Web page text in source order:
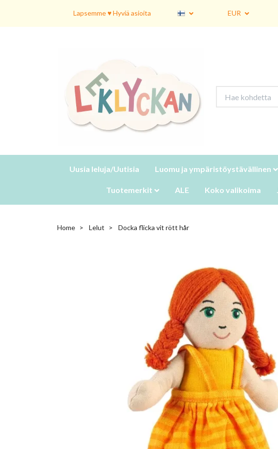
Lapsemme ♥ Hyviä asioita EUR
Uusia leluja/Uutisia Luomu ja ympäristöystävällinen
Tuotemerkit ALE Koko valikoima
Home Lelut Docka flicka vit rött hår